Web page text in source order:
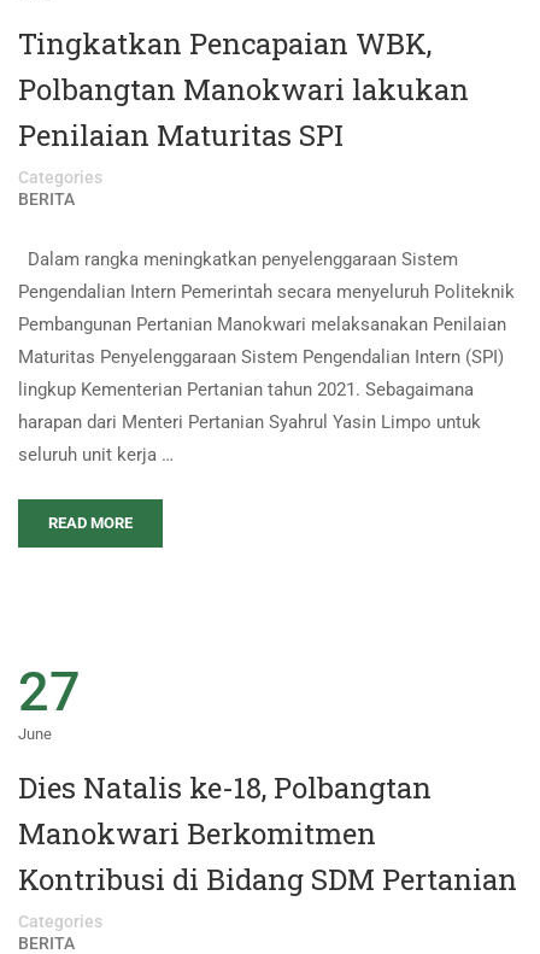
Tingkatkan Pencapaian WBK,
Polbangtan Manokwari lakukan
Penilaian Maturitas SPI
Categories
BERITA
Dalam rangka meningkatkan penyelenggaraan Sistem
Pengendalian Intern Pemerintah secara menyeluruh Politeknik
Pembangunan Pertanian Manokwari melaksanakan Penilaian
Maturitas Penyelenggaraan Sistem Pengendalian Intern (SPI)
lingkup Kementerian Pertanian tahun 2021. Sebagaimana
harapan dari Menteri Pertanian Syahrul Yasin Limpo untuk
seluruh unit kerja …
READ MORE
27
June
Dies Natalis ke-18, Polbangtan
Manokwari Berkomitmen
Kontribusi di Bidang SDM Pertanian
Categories
BERITA